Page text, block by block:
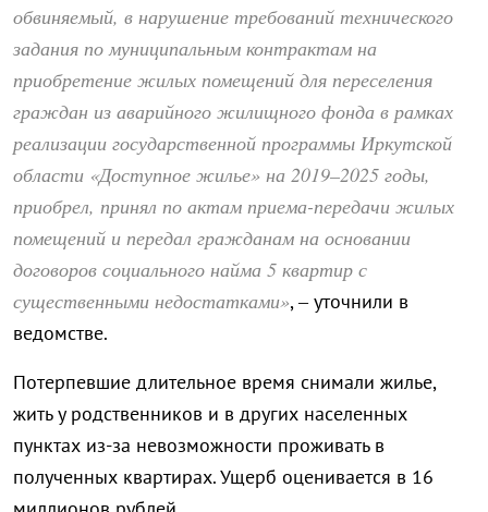
обвиняемый, в нарушение требований технического
задания по муниципальным контрактам на
приобретение жилых помещений для переселения
граждан из аварийного жилищного фонда в рамках
реализации государственной программы Иркутской
области «Доступное жилье» на 2019–2025 годы,
приобрел, принял по актам приема-передачи жилых
помещений и передал гражданам на основании
договоров социального найма 5 квартир с
существенными недостатками», – уточнили в
ведомстве.
Потерпевшие длительное время снимали жилье,
жить у родственников и в других населенных
пунктах из-за невозможности проживать в
полученных квартирах. Ущерб оценивается в 16